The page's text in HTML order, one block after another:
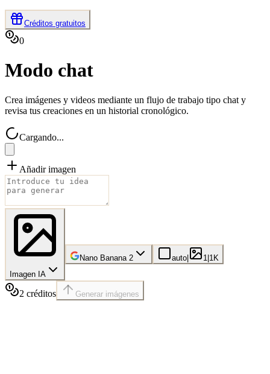
Créditos gratuitos
0
Modo chat
Crea imágenes y videos mediante un flujo de trabajo tipo chat y
revisa tus creaciones en un historial cronológico.
Cargando...
Añadir imagen
Imagen IA
Nano Banana 2 auto 1 1K
2 créditos Generar imágenes